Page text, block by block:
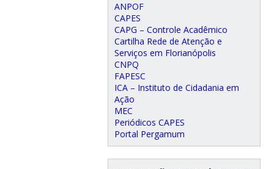
ANPOF
CAPES
CAPG – Controle Acadêmico
Cartilha Rede de Atenção e
Serviços em Florianópolis
CNPQ
FAPESC
ICA – Instituto de Cidadania em
Ação
MEC
Periódicos CAPES
Portal Pergamum